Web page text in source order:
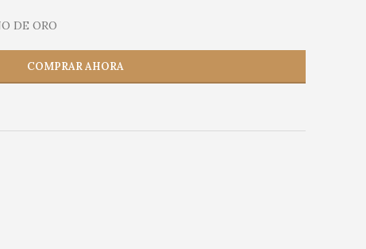
DE ORO
COMPRAR AHORA